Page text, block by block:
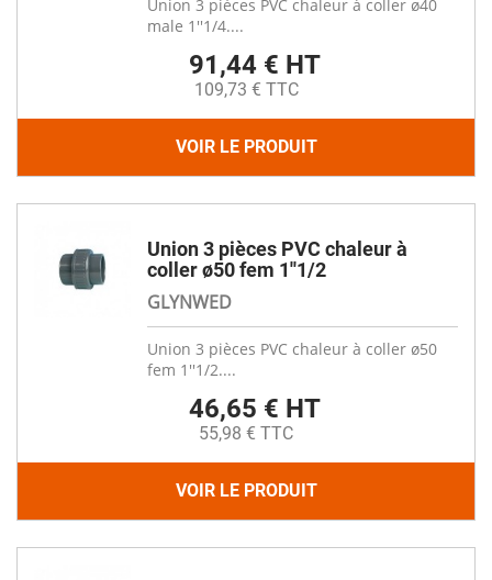
Union 3 pièces PVC chaleur à coller ø40
male 1''1/4....
91,44 € HT
109,73 € TTC
VOIR LE PRODUIT
Union 3 pièces PVC chaleur à
coller ø50 fem 1''1/2
GLYNWED
Union 3 pièces PVC chaleur à coller ø50
fem 1''1/2....
46,65 € HT
55,98 € TTC
VOIR LE PRODUIT